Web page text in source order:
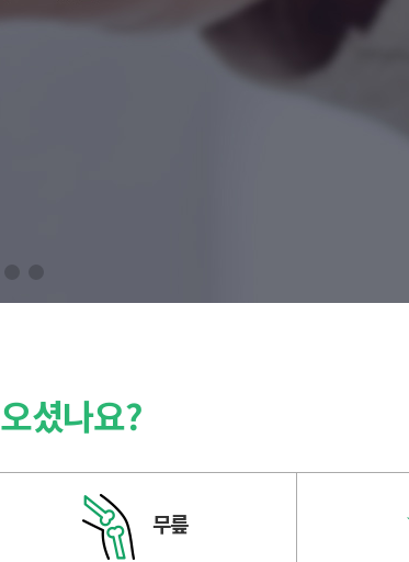
오셨나요?
무릎